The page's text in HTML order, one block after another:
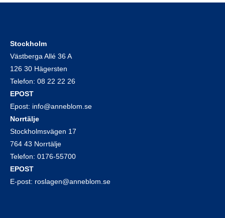
Stockholm
Västberga Allé 36 A
126 30 Hägersten
Telefon: 08 22 22 26
EPOST
Epost: info@anneblom.se
Norrtälje
Stockholmsvägen 17
764 43 Norrtälje
Telefon: 0176-55700
EPOST
E-post: roslagen@anneblom.se